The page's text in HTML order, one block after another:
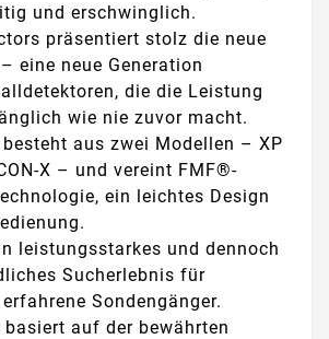
und erschwinglich.
präsentiert stolz die neue
eine neue Generation
die die Leistung
wie nie zuvor macht.
besteht aus zwei Modellen – XP
X – und vereint FMF®-
ein leichtes Design
leistungsstarkes und dennoch
Sucherlebnis für
Sondengänger.
basiert auf der bewährten